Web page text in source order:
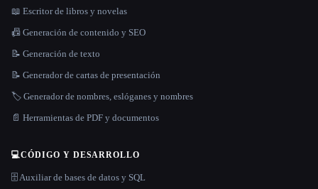
📖 Escritor de libros y novelas
📠 Generación de contenido y SEO
📝 Generación de texto
📝 Generador de cartas de presentación
🏷️ Generador de nombres, eslóganes y nombres
📄 Herramientas de PDF y documentos
💻CÓDIGO Y DESARROLLO
🗄️ Auxiliar de bases de datos y SQL